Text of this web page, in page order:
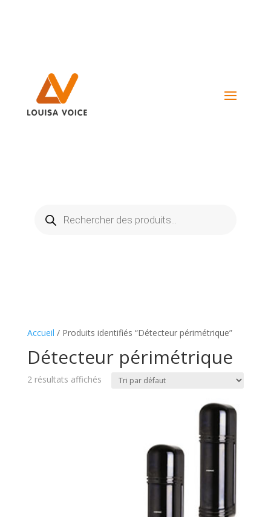
produits
Accueil / Produits identifiés “Détecteur périmétrique”
Détecteur périmétrique
2 résultats affichés